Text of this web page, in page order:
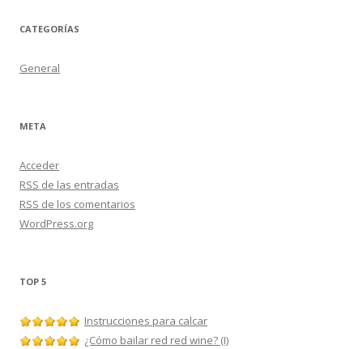
CATEGORÍAS
General
META
Acceder
RSS de las entradas
RSS de los comentarios
WordPress.org
TOP 5
Instrucciones para calcar
¿Cómo bailar red red wine? (I)